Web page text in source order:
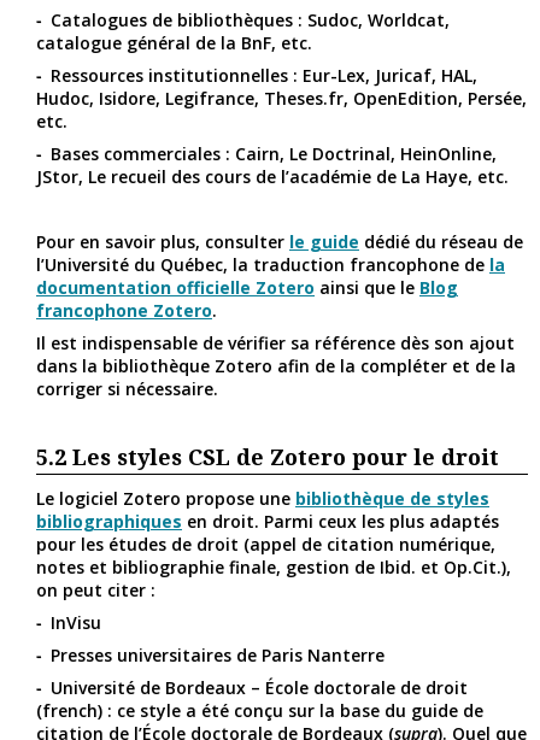
Catalogues de bibliothèques : Sudoc, Worldcat,
catalogue général de la BnF, etc.
Ressources institutionnelles : Eur-Lex, Juricaf, HAL,
Hudoc, Isidore, Legifrance, Theses.fr, OpenEdition, Persée,
etc.
Bases commerciales : Cairn, Le Doctrinal, HeinOnline,
JStor, Le recueil des cours de l’académie de La Haye, etc.
Pour en savoir plus, consulter le guide dédié du réseau de
l’Université du Québec, la traduction francophone de la
documentation officielle Zotero ainsi que le Blog
francophone Zotero.
Il est indispensable de vérifier sa référence dès son ajout
dans la bibliothèque Zotero afin de la compléter et de la
corriger si nécessaire.
5.2 Les styles CSL de Zotero pour le droit
Le logiciel Zotero propose une bibliothèque de styles
bibliographiques en droit. Parmi ceux les plus adaptés
pour les études de droit (appel de citation numérique,
notes et bibliographie finale, gestion de Ibid. et Op.Cit.),
on peut citer :
InVisu
Presses universitaires de Paris Nanterre
Université de Bordeaux – École doctorale de droit
(french) : ce style a été conçu sur la base du guide de
citation de l’École doctorale de Bordeaux (supra). Quel que